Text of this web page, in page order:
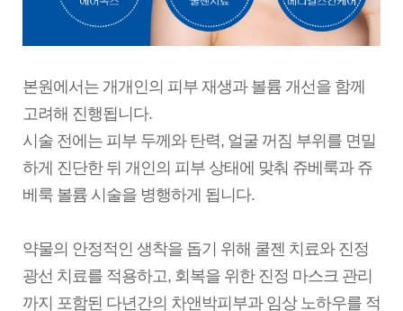
본원에서는 개개인의 피부 재생과 볼륨 개선을 함께
고려해 진행됩니다.
시술 전에는 피부 두께와 탄력, 얼굴 꺼짐 부위를 면밀
하게 진단한 뒤 개인의 피부 상태에 맞춰 쥬베룩과 쥬
베룩 볼륨 시술을 병행하게 됩니다.
약물의 안정적인 생착을 돕기 위해 쿨젠 치료와 진정
광선 치료를 적용하고, 회복을 위한 진정 마스크 관리
까지 포함된 다년간의 차앤박피부과 임상 노하우를 적